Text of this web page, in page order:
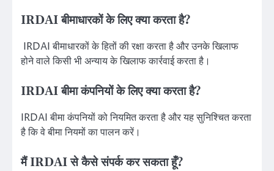
IRDAI बीमाधारकों के लिए क्या करता है?
IRDAI बीमाधारकों के हितों की रक्षा करता है और उनके खिलाफ
होने वाले किसी भी अन्याय के खिलाफ कार्रवाई करता है।
IRDAI बीमा कंपनियों के लिए क्या करता है?
IRDAI बीमा कंपनियों को नियमित करता है और यह सुनिश्चित करता
है कि वे बीमा नियमों का पालन करें।
मैं IRDAI से कैसे संपर्क कर सकता हूँ?